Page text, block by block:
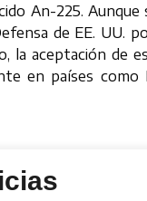
An-225.
de EE. UU.
la aceptación
en países